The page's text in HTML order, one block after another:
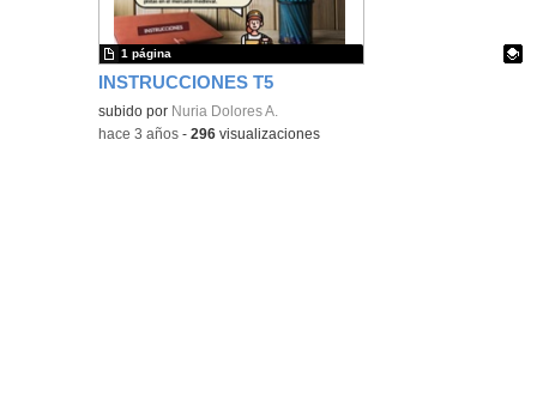
INSTRUCCIONES T5
Contenido educativo.
subido por Nuria Dolores A.
1 página
-hace 3 años -296 visualizaciones